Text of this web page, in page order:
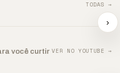
TODAS →
📢 Noite
chega
oração
›
você curtir VER NO YOUTUBE →